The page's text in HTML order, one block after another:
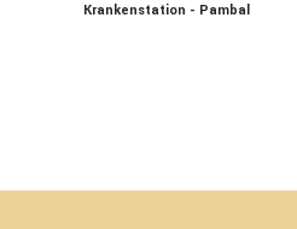
Krankenstation - Pambal